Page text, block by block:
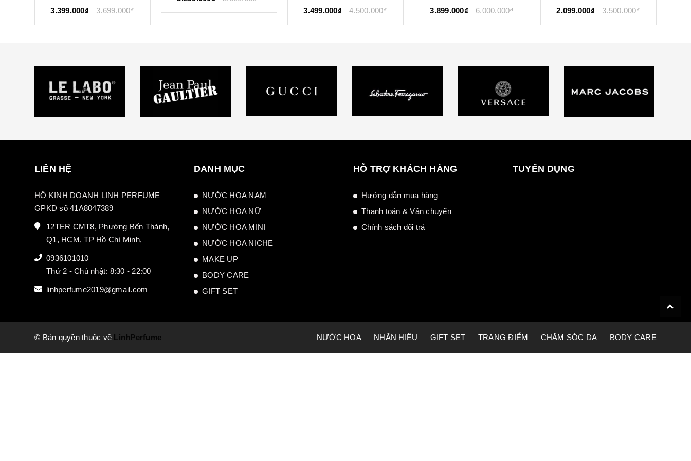
3.499.000₫ 4.500.000₫ 3.899.000₫ 6.000.000₫ 2.099.000₫ 3.500.000₫
LIÊN HỆ
HỘ KINH DOANH LINH PERFUME
GPKD số 41A8047389
12TER CMT8, Phường Bến Thành,
Q1, HCM, TP Hồ Chí Minh,
0936101010
Thứ 2 - Chủ nhật: 8:30 - 22:00
linhperfume2019@gmail.com
DANH MỤC
NƯỚC HOA NAM
NƯỚC HOA NỮ
NƯỚC HOA MINI
NƯỚC HOA NICHE
MAKE UP
BODY CARE
GIFT SET
HỖ TRỢ KHÁCH HÀNG
Hướng dẫn mua hàng
Thanh toán & Vận chuyển
Chính sách đổi trả
TUYỂN DỤNG
© Bản quyền thuộc về LinhPerfume NƯỚC HOA NHÃN HIỆU GIFT SET TRANG ĐIỂM CHĂM SÓC DA BODY CARE